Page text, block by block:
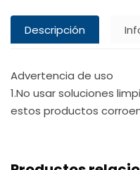
Descripción
Advertencia de uso
1.No usar soluciones
estos productos